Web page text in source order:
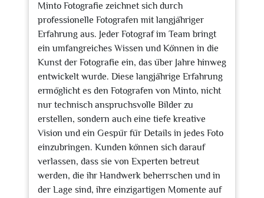
Minto Fotografie zeichnet sich durch
professionelle Fotografen mit langjähriger
Erfahrung aus. Jeder Fotograf im Team bringt
ein umfangreiches Wissen und Können in die
Kunst der Fotografie ein, das über Jahre hinweg
entwickelt wurde. Diese langjährige Erfahrung
ermöglicht es den Fotografen von Minto, nicht
nur technisch anspruchsvolle Bilder zu
erstellen, sondern auch eine tiefe kreative
Vision und ein Gespür für Details in jedes Foto
einzubringen. Kunden können sich darauf
verlassen, dass sie von Experten betreut
werden, die ihr Handwerk beherrschen und in
der Lage sind, ihre einzigartigen Momente auf